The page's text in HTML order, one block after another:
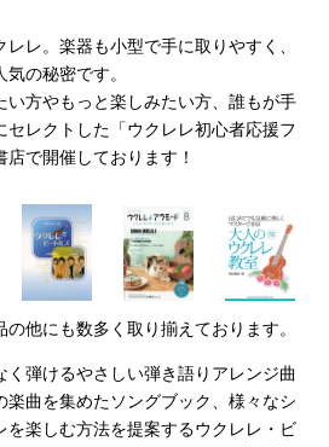
レ。楽器も小型で手に取りやすく、
の秘密です。
い方やもっと楽しみたい方、誰もが手
セレクトした「ウクレレ初心者応援フ
で開催しております！
他にも数多く取り揃えております。
弾けるやさしい弾き語りアレンジ曲
楽曲を集めたソングブック、様々なシ
を楽しむ方法を提案するウクレレ・ビ